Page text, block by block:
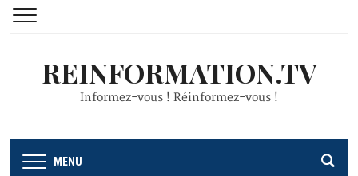
REINFORMATION.TV
Informez-vous ! Réinformez-vous !
MENU